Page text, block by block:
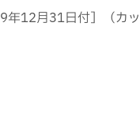
12月31日付］（カ